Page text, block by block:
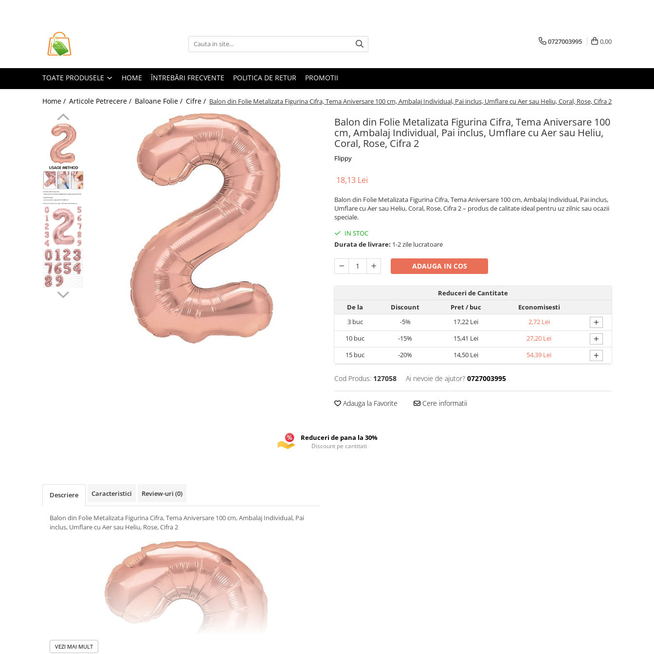
Toate Produsele
Casa si Bricolaj
Articole pentru Animale
Accesorii Bucătărie
Dozatoare Condimente
Forme cuburi de gheata
Genti Termoizolante Mancare
Organizatoare si Depozitare
Organizatoare si Depozitare
Pahare, Sticle si Cani
Ustensile pentru Bucătărie
Ustensile pentru Bucătărie
Veselă pentru Masă
Articole pentru Casa si Curatenie
Accesorii Ingrijire Casa
Corpuri de iluminat
Lampi de veghe
Articole si, Echipamente pentru
Transport şi Ridicat
Ochelari de Protecţie
0727003995 0,00
TOATE PRODUSELE HOME ÎNTREBĂRI FRECVENTE POLITICA DE RETUR PROMOTII
Home / Articole Petrecere / Baloane Folie / Cifre / Balon din Folie Metalizata Figurina Cifra, Tema Aniversare 100 cm, Ambalaj Individual, Pai inclus, Umflare cu Aer sau Heliu, Coral, Rose, Cifra 2
Balon din Folie Metalizata Figurina Cifra, Tema Aniversare 100
cm, Ambalaj Individual, Pai inclus, Umflare cu Aer sau Heliu,
Coral, Rose, Cifra 2
Flippy
18,13 Lei
Balon din Folie Metalizata Figurina Cifra, Tema Aniversare 100 cm, Ambalaj Individual, Pai inclus,
Umflare cu Aer sau Heliu, Coral, Rose, Cifra 2 – produs de calitate ideal pentru uz zilnic sau ocazii
speciale.
IN STOC
Durata de livrare: 1-2 zile lucratoare
ADAUGA IN COS
Reduceri de Cantitate
De la
Discount Pret/ buc
Economisesti
3buc -5% 17,22 Lei 2,72 Lei +
10 buc -15% 15,41 Lei 27,20 Lei +
15 buc -20% 14,50 Lei 54,39 Lei +
Cod Produs: 127058 Ai nevoie de ajutor? 0727003995
Adauga la Favorite Cere informatii
Reduceri de pana la 30%
Discount pe cantitati
Descriere Caracteristici Review-uri (0)
Balon din Folie Metalizata Figurina Cifra, Tema Aniversare 100 cm, Ambalaj Individual, Pai
inclus, Umflare cu Aer sau Heliu, Rose, Cifra 2
VEZI MAI MULT